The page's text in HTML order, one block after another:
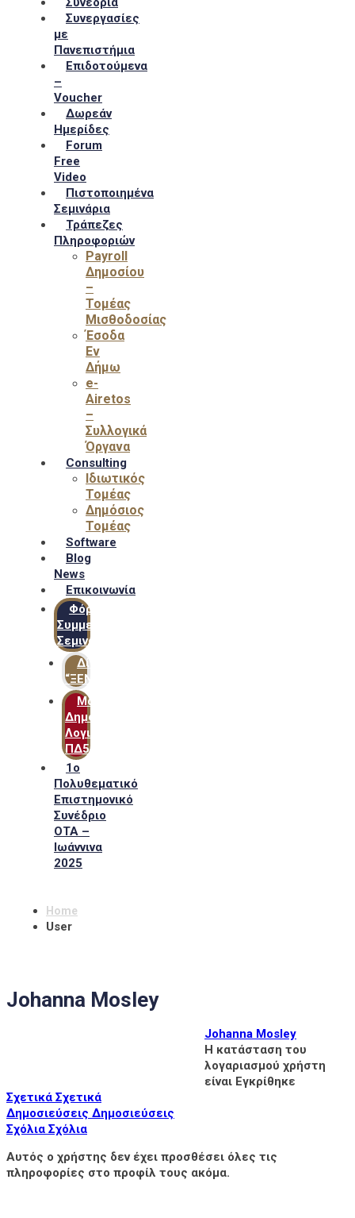
Συνεργασίες
με
Πανεπιστήμια
Επιδοτούμενα
–
Voucher
Δωρεάν
Ημερίδες
Forum
Free
Video
Πιστοποιημένα
Σεμινάρια
Τράπεζες
Πληροφοριών
Payroll
Δημοσίου
–
Τομέας
Μισθοδοσίας
Έσοδα
Εν
Δήμω
e-
Airetos
–
Συλλογικά
Όργανα
Consulting
Ιδιωτικός
Τομέας
Δημόσιος
Τομέας
Software
Blog
News
Επικοινωνία
Φόρμα
Συμμετοχής
Σεμιναρίων
Δίκτυο
“ΞΕΝΟΦΩΝ”
Μακροχρόνιο
Δημόσιο
Λογιστικό
ΠΔ54
1ο
Πολυθεματικό
Επιστημονικό
Συνέδριο
ΟΤΑ –
Ιωάννινα
2025
Home
User
Johanna Mosley
Johanna Mosley
Η κατάσταση του
λογαριασμού χρήστη
είναι Εγκρίθηκε
Σχετικά Σχετικά
Δημοσιεύσεις Δημοσιεύσεις
Σχόλια Σχόλια
Αυτός ο χρήστης δεν έχει προσθέσει όλες τις
πληροφορίες στο προφίλ τους ακόμα.